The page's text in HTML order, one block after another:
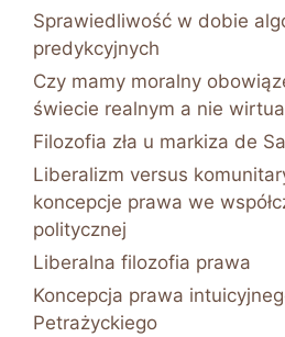
Sprawiedliwość w dobie
predykcyjnych
Czy mamy moralny
świecie realnym a nie
Filozofia zła u markiza de
Liberalizm versus
koncepcje prawa we
politycznej
Liberalna filozofia prawa
Koncepcja prawa
Petrażyckiego